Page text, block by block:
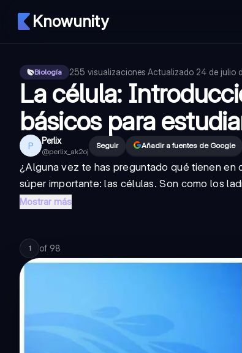
Knowunity
Biología 255 visualizaciones·Actualizado 24 de julio
La célula:
básicos para
P Perlix
@perlix_ak2oj
Seguir Añadir a fuentes de Google
¿Alguna vez te has preguntado qué tienen
súper importante:las células. Son como los
Mostrar más
1 of 98